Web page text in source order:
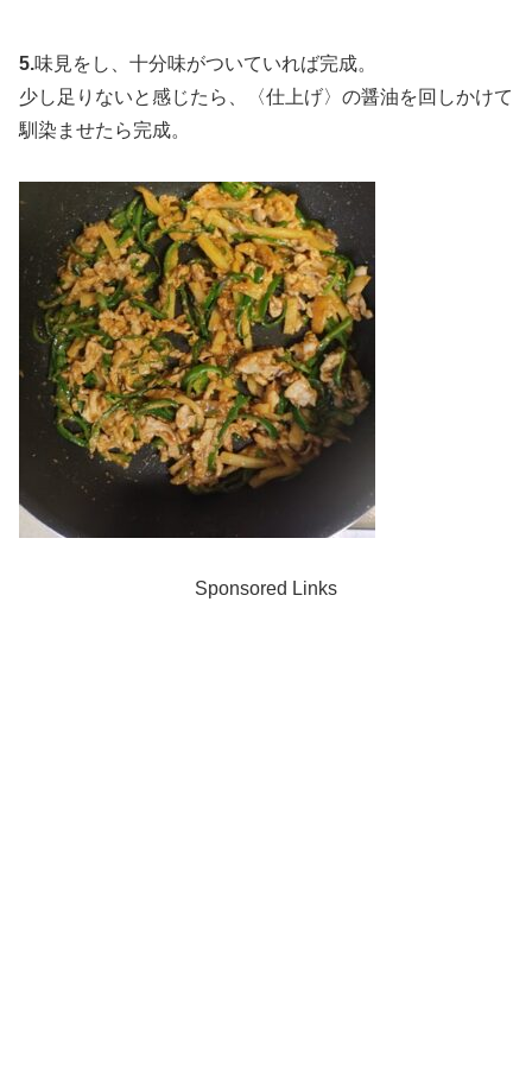
5.味見をし、十分味がついていれば完成。
少し足りないと感じたら、〈仕上げ〉の醤油を回しかけて
馴染ませたら完成。
Sponsored Links